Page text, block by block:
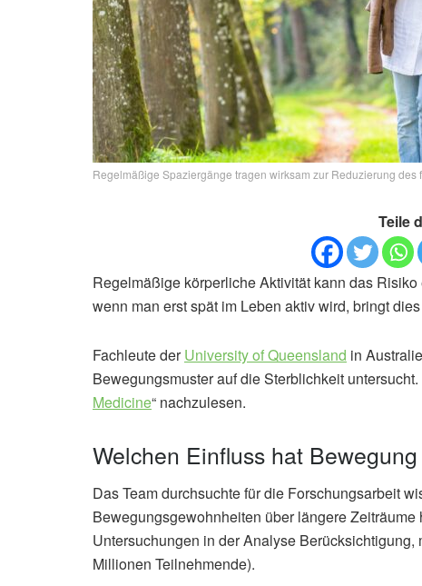
Regelmäßige Spaziergänge tragen wirksam zur Reduzierung
Teile
Regelmäßige körperliche Aktivität kann das
wenn man erst spät im Leben aktiv wird, bringt
Fachleute derUniversity of Queensland in
Bewegungsmuster auf die Sterblichkeit
Medicine“ nachzulesen.
Welchen Einfluss hat
Das Team durchsuchte für die Forschungsarbeit
Bewegungsgewohnheiten über längere
Untersuchungen in der Analyse
Millionen Teilnehmende).